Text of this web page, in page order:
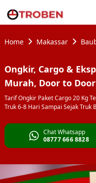
Home Makassar
Ongkir, Cargo &
Murah, Door to Door
Tarif Ongkir Paket Cargo 20 Kg
Truk 6-8 Hari Sampai Sejak Truk
Chat Whatsapp
08777 666 8828